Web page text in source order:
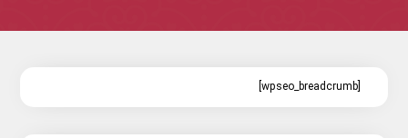
[wpseo_breadcrumb]